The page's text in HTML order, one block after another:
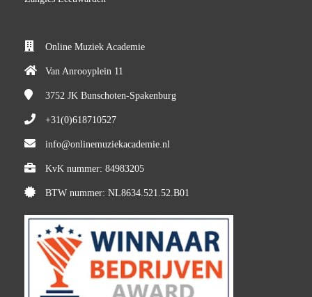
Online Muziek Academie
Van Anrooyplein 11
3752 JK Bunschoten-Spakenburg
+31(0)618710527
info@onlinemuziekacademie.nl
KvK nummer: 84983205
BTW nummer: NL8634.521.52.B01